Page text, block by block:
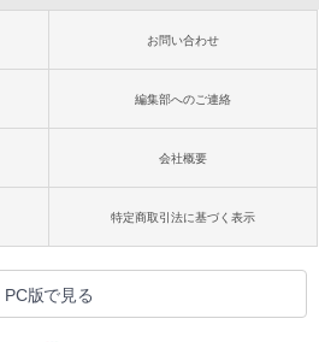
お問い合わせ
編集部へのご連絡
会社概要
特定商取引法に基づく表示
PC版で見る